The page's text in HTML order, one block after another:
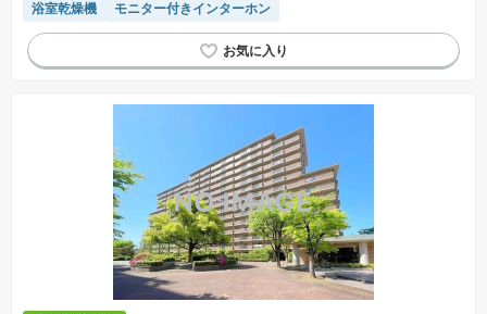
浴室乾燥機 モニター付きインターホン